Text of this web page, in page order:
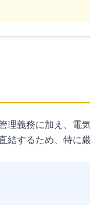
理義務に加え、電
するため、特に